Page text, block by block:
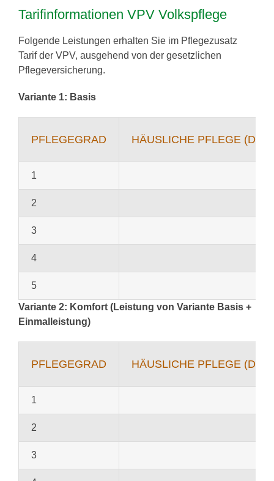
Tarifinformationen VPV Volkspflege
Folgende Leistungen erhalten Sie im Pflegezusatz
Tarif der VPV, ausgehend von der gesetzlichen
Pflegeversicherung.
Variante 1: Basis
PFLEGEGRAD HÄUSLICHE PFLEGE
1
2
3
4
5
Variante 2: Komfort (Leistung von Variante Basis +
Einmalleistung)
PFLEGEGRAD HÄUSLICHE PFLEGE
1
2
3